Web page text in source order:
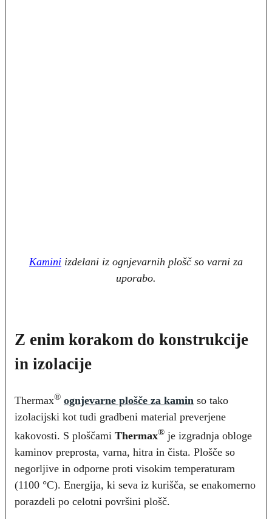
Kamini izdelani iz ognjevarnih plošč so varni za
uporabo.
Z enim korakom do konstrukcije
in izolacije
Thermax® ognjevarne plošče za kamin so tako
izolacijski kot tudi gradbeni material preverjene
kakovosti. S ploščami Thermax® je izgradnja obloge
kaminov preprosta, varna, hitra in čista. Plošče so
negorljive in odporne proti visokim temperaturam
(1100 °C). Energija, ki seva iz kurišča, se enakomerno
porazdeli po celotni površini plošč.